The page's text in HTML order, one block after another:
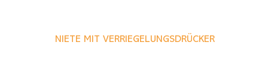
NIETE MIT VERRIEGELUNGSDRÜCKER